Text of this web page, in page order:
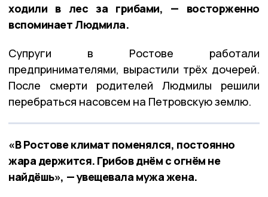
ходили в лес за грибами, — восторженно
вспоминает Людмила.
Супруги в Ростове работали
предпринимателями, вырастили трёх дочерей.
После смерти родителей Людмилы решили
перебраться насовсем на Петровскую землю.
«В Ростове климат поменялся, постоянно
жара держится. Грибов днём с огнём не
найдёшь», — увещевала мужа жена.